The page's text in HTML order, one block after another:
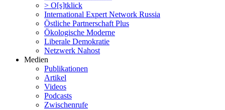
> O[s]tklick
Inter­na­tional Expert Network Russia
Östliche Partner­schaft Plus
Ökolo­gische Moderne
Liberale Demokratie
Netzwerk Nahost
Medien
Publi­ka­tionen
Artikel
Videos
Podcasts
Zwischenrufe